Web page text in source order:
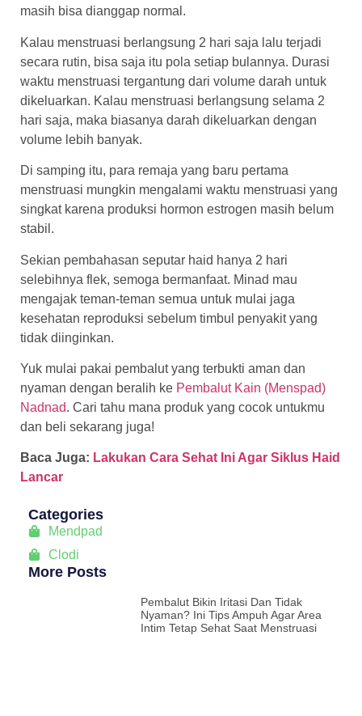
masih bisa dianggap normal.
Kalau menstruasi berlangsung 2 hari saja lalu terjadi
secara rutin, bisa saja itu pola setiap bulannya. Durasi
waktu menstruasi tergantung dari volume darah untuk
dikeluarkan. Kalau menstruasi berlangsung selama 2
hari saja, maka biasanya darah dikeluarkan dengan
volume lebih banyak.
Di samping itu, para remaja yang baru pertama
menstruasi mungkin mengalami waktu menstruasi yang
singkat karena produksi hormon estrogen masih belum
stabil.
Sekian pembahasan seputar haid hanya 2 hari
selebihnya flek, semoga bermanfaat. Minad mau
mengajak teman-teman semua untuk mulai jaga
kesehatan reproduksi sebelum timbul penyakit yang
tidak diinginkan.
Yuk mulai pakai pembalut yang terbukti aman dan
nyaman dengan beralih ke Pembalut Kain (Menspad)
Nadnad. Cari tahu mana produk yang cocok untukmu
dan beli sekarang juga!
Baca Juga: Lakukan Cara Sehat Ini Agar Siklus Haid
Lancar
Categories
Mendpad
Clodi
More Posts
Pembalut Bikin Iritasi Dan Tidak
Nyaman? Ini Tips Ampuh Agar Area
Intim Tetap Sehat Saat Menstruasi